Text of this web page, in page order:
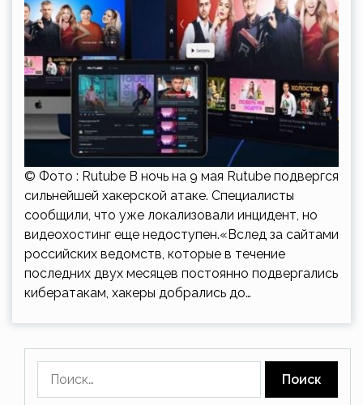
© Фото : Rutube В ночь на 9 мая Rutube подвергся
сильнейшей хакерской атаке. Специалисты
сообщили, что уже локализовали инцидент, но
видеохостинг еще недоступен.«Вслед за сайтами
российских ведомств, которые в течение
последних двух месяцев постоянно подвергались
кибератакам, хакеры добрались до…